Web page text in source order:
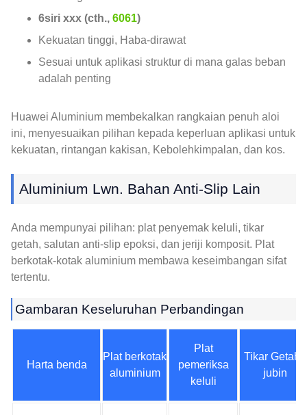
6siri xxx (cth., 6061)
Kekuatan tinggi, Haba-dirawat
Sesuai untuk aplikasi struktur di mana galas beban
adalah penting
Huawei Aluminium membekalkan rangkaian penuh aloi
ini, menyesuaikan pilihan kepada keperluan aplikasi untuk
kekuatan, rintangan kakisan, Kebolehkimpalan, dan kos.
Aluminium Lwn. Bahan Anti-Slip Lain
Anda mempunyai pilihan: plat penyemak keluli, tikar
getah, salutan anti-slip epoksi, dan jeriji komposit. Plat
berkotak-kotak aluminium membawa keseimbangan sifat
tertentu.
Gambaran Keseluruhan Perbandingan
Harta benda
Plat berkotak
aluminium
Plat
pemeriksa
keluli
Tikar Getah /
jubin